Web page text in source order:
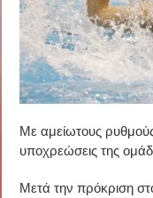
Με αμείωτους ρυθμούς
υποχρεώσεις της
Μετά την πρόκριση